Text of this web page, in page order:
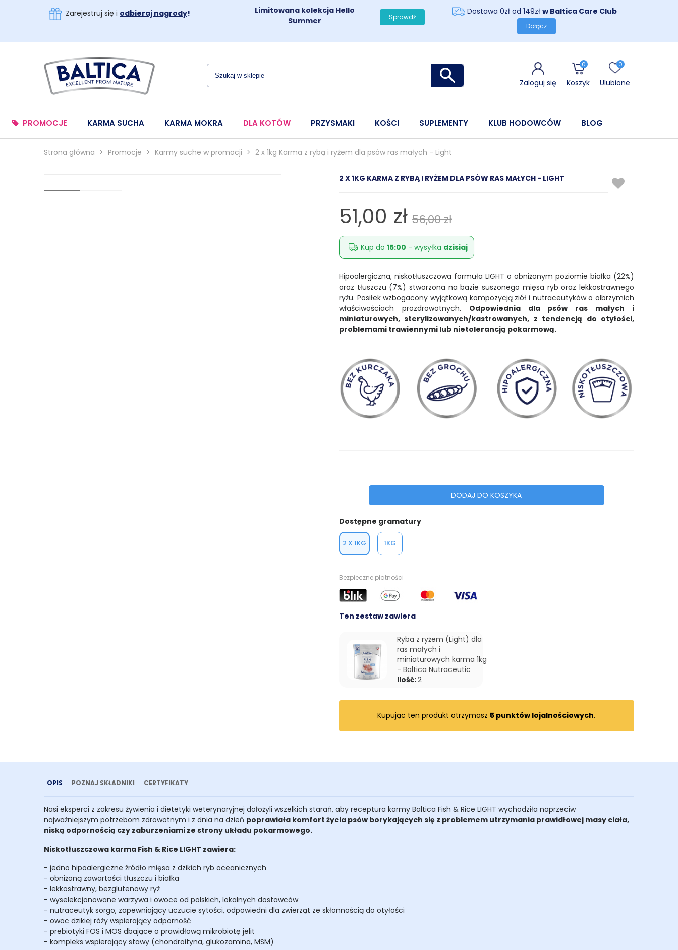
Zarejestruj się i odbieraj nagrody!
Limitowana kolekcja Hello
Summer
Sprawdź
Dostawa 0zł od 149zł w Baltica Care Club
Dołącz
Zaloguj się
0
Koszyk
0
Ulubione
PROMOCJE KARMA SUCHA KARMA MOKRA DLA KOTÓW PRZYSMAKI KOŚCI SUPLEMENTY KLUB HODOWCÓW BLOG
Strona główna > Promocje > Karmy suche w promocji > 2 x 1kg Karma z rybą i ryżem dla psów ras małych - Light
2 X 1KG KARMA Z RYBĄ I RYŻEM DLA PSÓW RAS MAŁYCH - LIGHT
51,00 zł 56,00 zł
Kup do 15:00 - wysyłka dzisiaj
Hipoalergiczna, niskotłuszczowa formuła LIGHT o obniżonym poziomie białka (22%)
oraz tłuszczu (7%) stworzona na bazie suszonego mięsa ryb oraz lekkostrawnego
ryżu. Posiłek wzbogacony wyjątkową kompozycją ziół i nutraceutyków o olbrzymich
właściwościach prozdrowotnych. Odpowiednia dla psów ras małych i
miniaturowych, sterylizowanych/kastrowanych, z tendencją do otyłości,
problemami trawiennymi lub nietolerancją pokarmową.
DODAJ DO KOSZYKA
Dostępne gramatury
2 X 1KG 1KG
Bezpieczne płatności
Ten zestaw zawiera
Ryba z ryżem (Light) dla
ras małych i
miniaturowych karma 1kg
- Baltica Nutraceutic
Ilość:2
Kupując ten produkt otrzymasz 5 punktów lojalnościowych.
OPIS POZNAJ SKŁADNIKI CERTYFIKATY
Nasi eksperci z zakresu żywienia i dietetyki weterynaryjnej dołożyli wszelkich starań, aby receptura karmy Baltica Fish & Rice LIGHT wychodziła naprzeciw
najważniejszym potrzebom zdrowotnym i z dnia na dzień poprawiała komfort życia psów borykających się z problemem utrzymania prawidłowej masy ciała,
niską odpornością czy zaburzeniami ze strony układu pokarmowego.
Niskotłuszczowa karma Fish & Rice LIGHT zawiera:
- jedno hipoalergiczne źródło mięsa z dzikich ryb oceanicznych
- obniżoną zawartości tłuszczu i białka
- lekkostrawny, bezglutenowy ryż
- wyselekcjonowane warzywa i owoce od polskich, lokalnych dostawców
- nutraceutyk sorgo, zapewniający uczucie sytości, odpowiedni dla zwierząt ze skłonnością do otyłości
- owoc dzikiej róży wspierający odporność
- prebiotyki FOS i MOS dbające o prawidłową mikrobiotę jelit
- kompleks wspierający stawy (chondroityna, glukozamina, MSM)